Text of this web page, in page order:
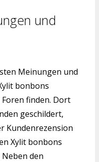
und
Meinungen und
bonbons
finden. Dort
geschildert,
Kundenrezension
Xylit bonbons
den